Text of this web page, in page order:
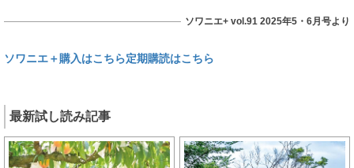
ソワニエ+ vol.91 2025年5・6月号より
ソワニエ＋購入はこちら定期購読はこちら
最新試し読み記事